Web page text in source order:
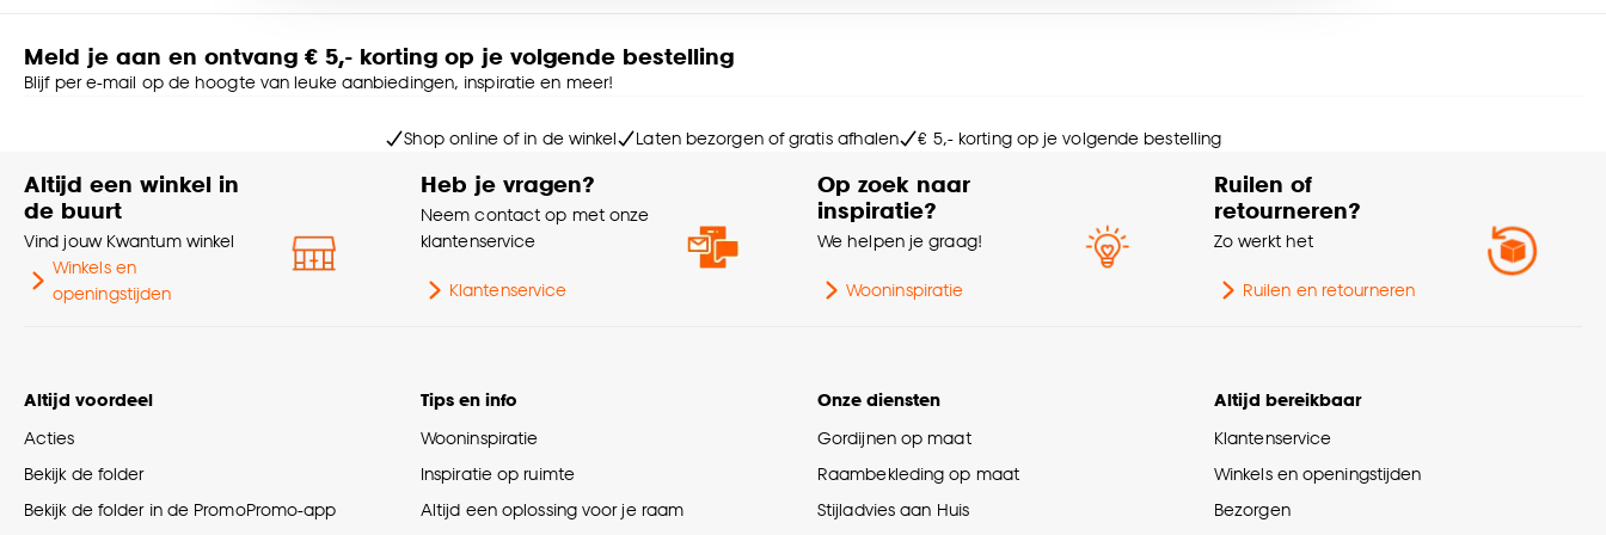
Meld je aan en ontvang € 5,- korting op je volgende bestelling
Blijf per e-mail op de hoogte van leuke aanbiedingen, inspiratie en meer!
Shop online of in de winkel Laten bezorgen of gratis afhalen € 5,- korting op je volgende bestelling
Altijd een winkel in
de buurt
Vind jouw Kwantum winkel
Winkels en
openingstijden
Heb je vragen?
Neem contact op met onze
klantenservice
Klantenservice
Op zoek naar
inspiratie?
We helpen je graag!
Wooninspiratie
Ruilen of
retourneren?
Zo werkt het
Ruilen en retourneren
Altijd voordeel
Acties
Bekijk de folder
Bekijk de folder in de PromoPromo-app
Tips en info
Wooninspiratie
Inspiratie op ruimte
Altijd een oplossing voor je raam
Onze diensten
Gordijnen op maat
Raambekleding op maat
Stijladvies aan Huis
Altijd bereikbaar
Klantenservice
Winkels en openingstijden
Bezorgen